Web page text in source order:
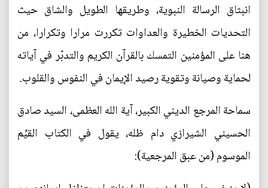
انبثاق الرسالة النبوية، وطريقها الطويل والشاق حيث
التحديات الخطيرة والعداوات تكررت مرارا وتكرارا، من
هنا على المؤمنين التمسك بالقرآن الكريم والتدبّر في آياته
لحماية وصيانة وتقوية رصيد الإيمان في النفوس والقلوب.
سماحة المرجع الديني الكبير، آية الله العظمى، السيد صادق
الحسيني الشيرازي دام ظله، يقول في الكتاب القيِّم
الموسوم (من عبق المرجعية):